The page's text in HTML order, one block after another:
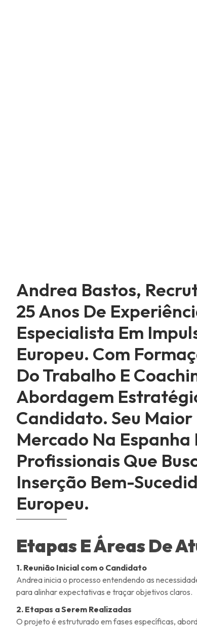
Andrea Bastos,
25 Anos De
Especialista Em
Europeu. Com
Do Trabalho E
Abordagem
Candidato. Seu
Mercado Na Espanha
Profissionais Que
Inserção Bem-
Europeu.
Etapas E Áreas De
1. Reunião Inicial com o Candidato
Andrea inicia o processo entendendo as
para alinhar expectativas e traçar objetivos claros.
2. Etapas a Serem Realizadas
O projeto é estruturado em fases específicas,